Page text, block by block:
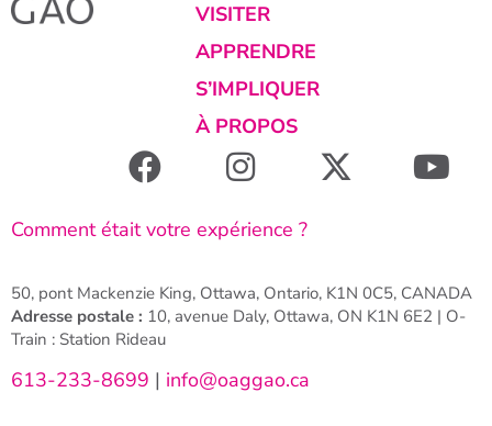
VISITER
APPRENDRE
S’IMPLIQUER
À PROPOS
Comment était votre expérience ?
50, pont Mackenzie King, Ottawa, Ontario, K1N 0C5, CANADA
Adresse postale : 10, avenue Daly, Ottawa, ON K1N 6E2 | O-
Train : Station Rideau
613-233-8699 | info@oaggao.ca